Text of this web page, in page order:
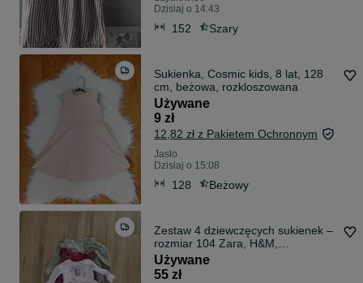
Dzisiaj o 14:43
152 Szary
Sukienka, Cosmic kids, 8 lat, 128
cm, beżowa, rozkloszowana
Używane
9 zł
12,82 zł z Pakietem Ochronnym
Jasło
Dzisiaj o 15:08
128 Beżowy
Zestaw 4 dziewczęcych sukienek –
rozmiar 104 Zara, H&M,
Coccodrillo
Używane
55 zł